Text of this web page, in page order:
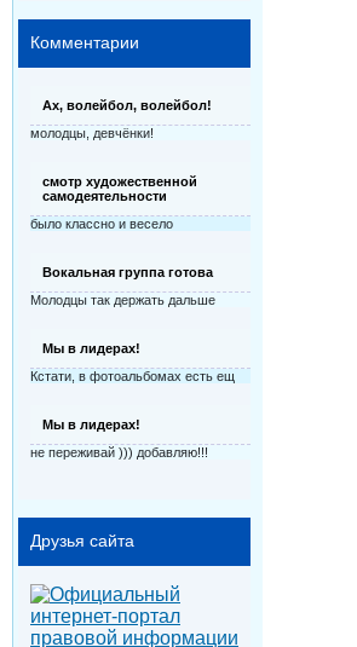
Комментарии
Ах, волейбол, волейбол!
молодцы, девчёнки!
смотр художественной
самодеятельности
было классно и весело
Вокальная группа готова
Молодцы так держать дальше
Мы в лидерах!
Кстати, в фотоальбомах есть ещ
Мы в лидерах!
не переживай ))) добавляю!!!
Друзья сайта